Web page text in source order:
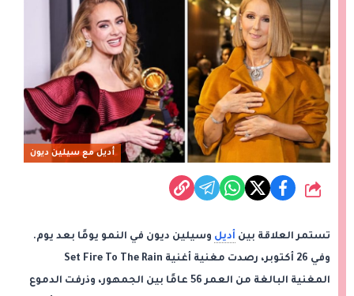
أديل مع سيلين ديون
شارك
تستمر العلاقة بين أديل وسيلين ديون في النمو يومًا بعد يوم.
وفي 26 أكتوبر، رصدت مغنية أغنية Set Fire To The Rain
المغنية البالغة من العمر 56 عامًا بين الجمهور، وذرفت الدموع